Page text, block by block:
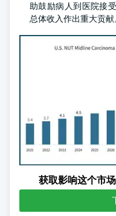
助鼓励病人到医院接
总体收入作出重大贡献
获取影响这个市